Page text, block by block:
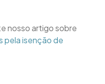
nosso artigo sobre
pela isenção de